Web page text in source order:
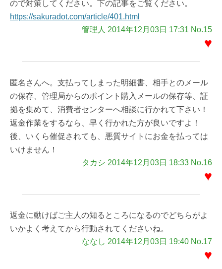
ので対策してください。下の記事をご覧ください。
https://sakuradot.com/article/401.html
管理人 2014年12月03日 17:31 No.15
♥
匿名さんへ。支払ってしまった明細書、相手とのメール
の保存、管理局からのポイント購入メールの保存等、証
拠を集めて、消費者センターへ相談に行かれて下さい！
返金作業をするなら、早く行かれた方が良いですよ！
後、いくら催促されても、悪質サイトにお金を払っては
いけません！
タカシ 2014年12月03日 18:33 No.16
♥
返金に動けばご主人の知るところになるのでどちらがよ
いかよく考えてから行動されてくださいね。
ななし 2014年12月03日 19:40 No.17
♥